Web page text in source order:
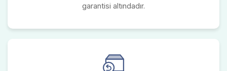
garantisi altındadır.